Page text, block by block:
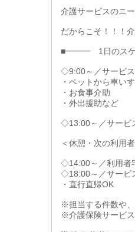
介護サービスのニ
だからこそ！！！
■━━━ 1日のス
◇9:00～／サービ
・ベットから車い
・お食事介助
・外出援助など
◇13:00～／サービ
＜休憩・次の利用
◇14:00～／利用者
◇18:00～／サービ
・直行直帰OK
※担当する件数や、
※介護保険サービ